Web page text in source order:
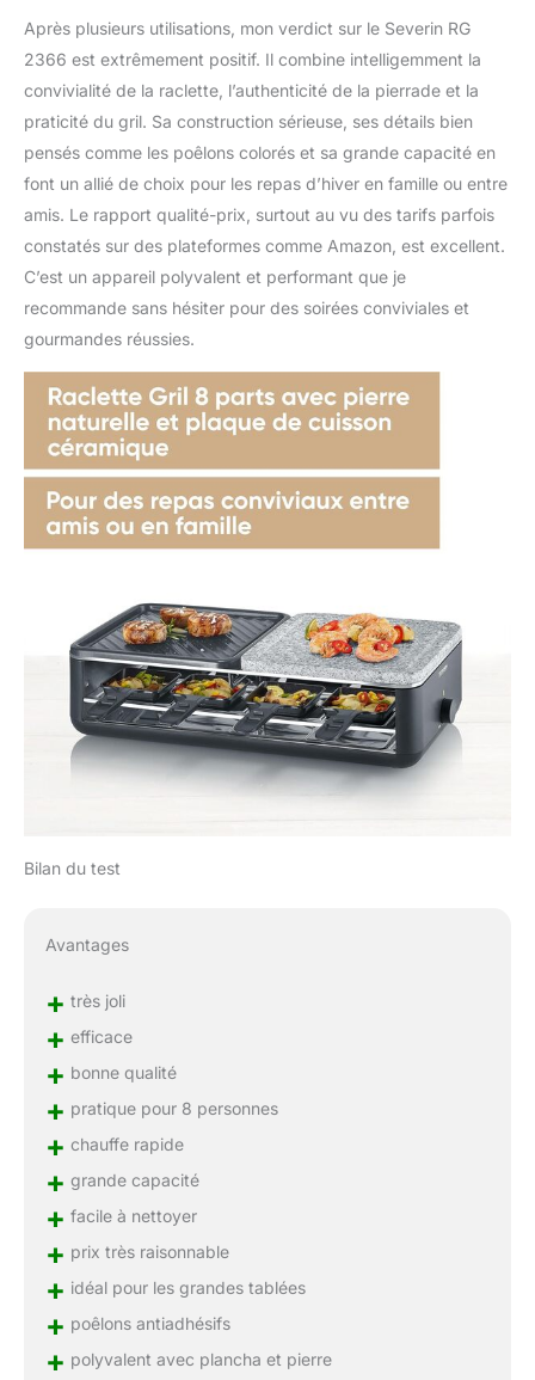
Après plusieurs utilisations, mon verdict sur le Severin RG
2366 est extrêmement positif. Il combine intelligemment la
convivialité de la raclette, l’authenticité de la pierrade et la
praticité du gril. Sa construction sérieuse, ses détails bien
pensés comme les poêlons colorés et sa grande capacité en
font un allié de choix pour les repas d’hiver en famille ou entre
amis. Le rapport qualité-prix, surtout au vu des tarifs parfois
constatés sur des plateformes comme Amazon, est excellent.
C’est un appareil polyvalent et performant que je
recommande sans hésiter pour des soirées conviviales et
gourmandes réussies.
Bilan du test
Avantages
+ très joli
+ efficace
+ bonne qualité
+ pratique pour 8 personnes
+ chauffe rapide
+ grande capacité
+ facile à nettoyer
+ prix très raisonnable
+ idéal pour les grandes tablées
+ poêlons antiadhésifs
+ polyvalent avec plancha et pierre